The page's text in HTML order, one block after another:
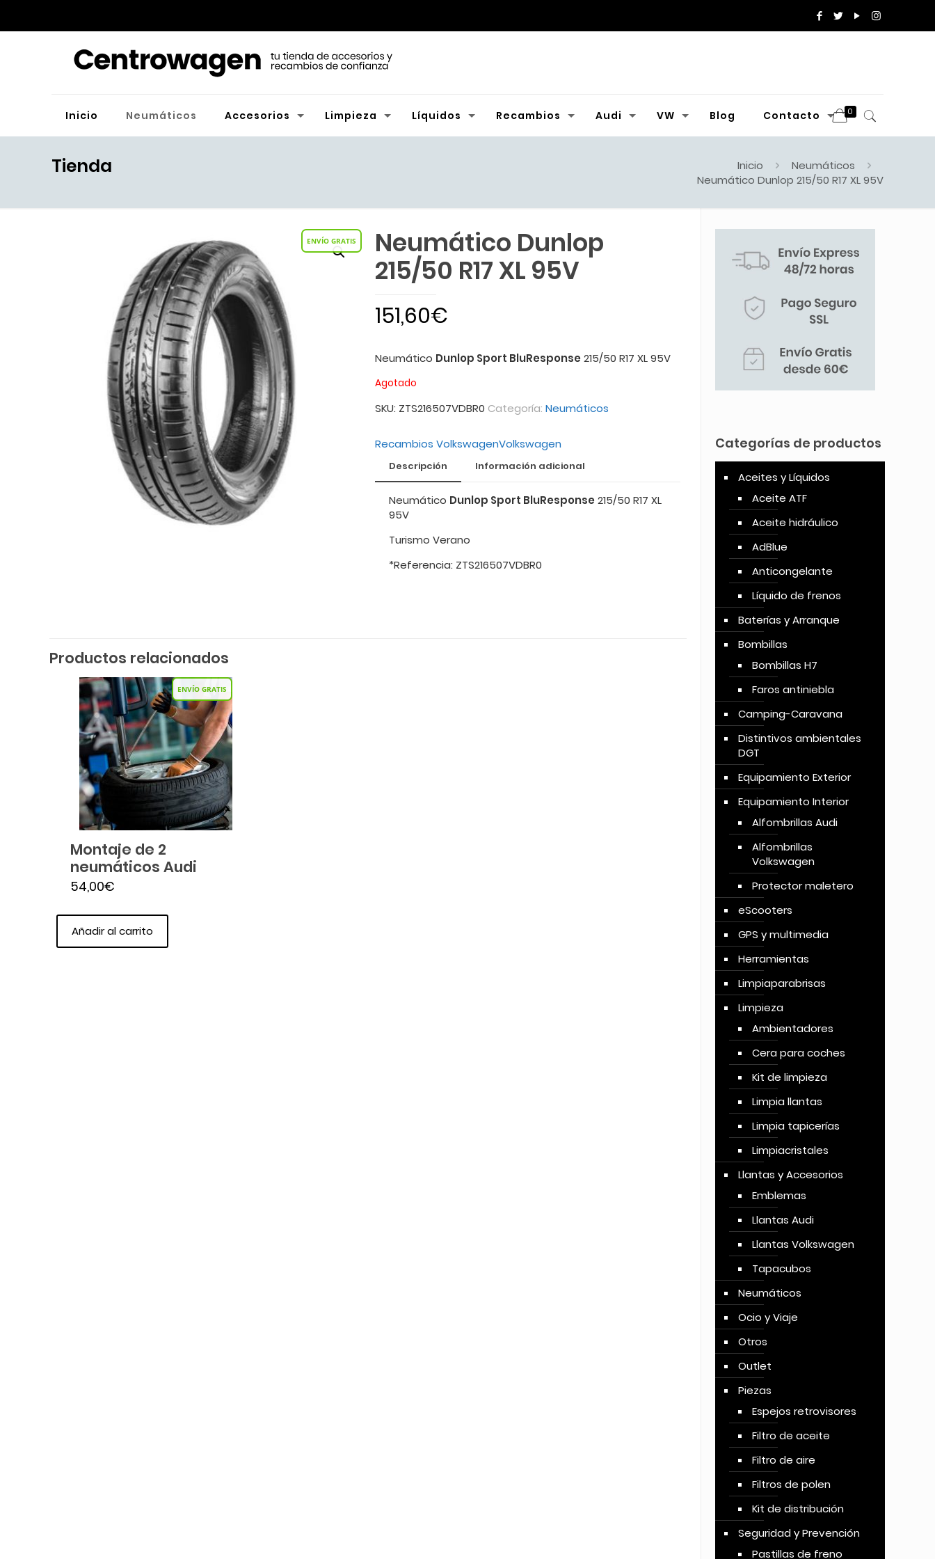
Inicio Neumáticos Accesorios Limpieza Líquidos Recambios Audi VW Blog Contacto 0
Tienda Inicio
Neumáticos
Neumático Dunlop 215/50 R17 XL 95V
ENVÍO GRATIS
Neumático Dunlop
215/50 R17 XL 95V
151,60€
Neumático Dunlop Sport BluResponse 215/50 R17 XL 95V
Agotado
SKU: ZTS216507VDBR0 Categoría: Neumáticos
Recambios VolkswagenVolkswagen
Descripción Información adicional
Neumático Dunlop Sport BluResponse 215/50 R17 XL
95V
Turismo Verano
*Referencia: ZTS216507VDBR0
Productos relacionados
ENVÍO GRATIS
Montaje de 2
neumáticos Audi
54,00€
Añadir al carrito
Categorías de productos
Aceites y Líquidos
Aceite ATF
Aceite hidráulico
AdBlue
Anticongelante
Líquido de frenos
Baterías y Arranque
Bombillas
Bombillas H7
Faros antiniebla
Camping-Caravana
Distintivos ambientales
DGT
Equipamiento Exterior
Equipamiento Interior
Alfombrillas Audi
Alfombrillas
Volkswagen
Protector maletero
eScooters
GPS y multimedia
Herramientas
Limpiaparabrisas
Limpieza
Ambientadores
Cera para coches
Kit de limpieza
Limpia llantas
Limpia tapicerías
Limpiacristales
Llantas y Accesorios
Emblemas
Llantas Audi
Llantas Volkswagen
Tapacubos
Neumáticos
Ocio y Viaje
Otros
Outlet
Piezas
Espejos retrovisores
Filtro de aceite
Filtro de aire
Filtros de polen
Kit de distribución
Seguridad y Prevención
Pastillas de freno